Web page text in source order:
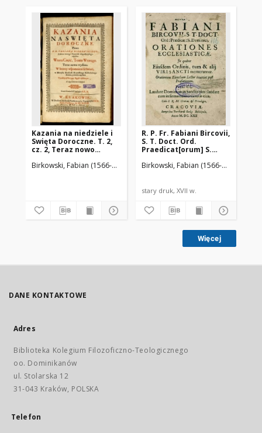
Kazania na niedziele i
Swięta Doroczne. T. 2,
cz. 2, Teraz nowo
wspomnieni są w
Birkowski, Fabian (1566-1636) Piotrkowczyk, Andrzej (ca 1585-1645).
R. P. Fr. Fabiani Bircovii,
S. T. Doct. Ord.
Praedicat[orum] S.
Ecclesiasticae : Jn
memorantur :
Lector inueniet post
Praefationem [...]
Birkowski, Fabian (1566-1636)
stary druk, XVII w.
Więcej
DANE KONTAKTOWE
Adres
Biblioteka Kolegium Filozoficzno-Teologicznego
oo. Dominikanów
ul. Stolarska 12
31-043 Kraków, POLSKA
Telefon